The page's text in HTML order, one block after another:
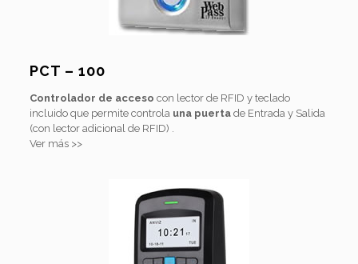
PCT – 100
Controlador de acceso con lector de RFID y teclado
incluido que permite controla una puertade Entrada y Salida
(con lector adicional de RFID) .
Ver más >>